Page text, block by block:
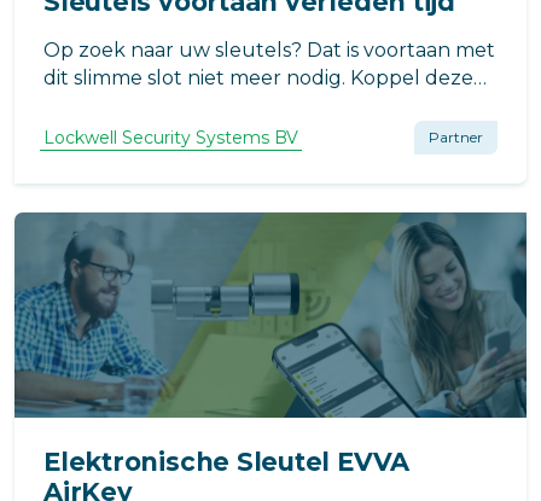
Op zoek naar uw sleutels? Dat is voortaan met
dit slimme slot niet meer nodig. Koppel deze
en ontgrendel deuren/kasten met een
eenvoudig ‘tikje’ op uw smartphone of
smartwatch.
Lockwell Security Systems BV Partner
Elektronische Sleutel EVVA
AirKey